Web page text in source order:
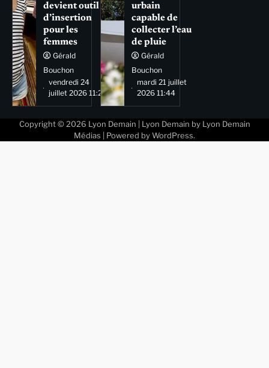
devient outil
d’insertion
pour les
femmes
Gérald
Bouchon
vendredi 24
juillet 2026 11:29
urbain
capable de
collecter l’eau
de pluie
Gérald
Bouchon
mardi 21 juillet
2026 11:44
Copyright © 2026 Lyon Demain | Lyon Demain by Lyon Demain
Médias | Powered by WordPress.